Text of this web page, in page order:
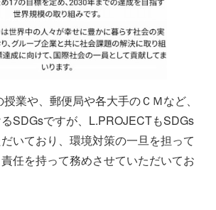
業や、郵便局や各大手のＣＭなど、
SDGsですが、L.PROJECTもSDGs
いており、環境対策の一旦を担って
任を持って務めさせていただいてお